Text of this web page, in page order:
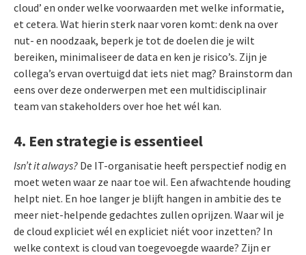
cloud’ en onder welke voorwaarden met welke informatie,
et cetera. Wat hierin sterk naar voren komt: denk na over
nut- en noodzaak, beperk je tot de doelen die je wilt
bereiken, minimaliseer de data en ken je risico’s. Zijn je
collega’s ervan overtuigd dat iets niet mag? Brainstorm dan
eens over deze onderwerpen met een multidisciplinair
team van stakeholders over hoe het wél kan.
4. Een strategie is essentieel
Isn’t it always? De IT-organisatie heeft perspectief nodig en
moet weten waar ze naar toe wil. Een afwachtende houding
helpt niet. En hoe langer je blijft hangen in ambitie des te
meer niet-helpende gedachtes zullen oprijzen. Waar wil je
de cloud expliciet wél en expliciet niét voor inzetten? In
welke context is cloud van toegevoegde waarde? Zijn er